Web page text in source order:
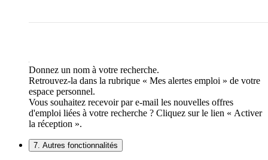
Donnez un nom à votre recherche.
Retrouvez-la dans la rubrique « Mes alertes emploi » de votre
espace personnel.
Vous souhaitez recevoir par e-mail les nouvelles offres
d'emploi liées à votre recherche ? Cliquez sur le lien « Activer
la réception ».
7. Autres fonctionnalités